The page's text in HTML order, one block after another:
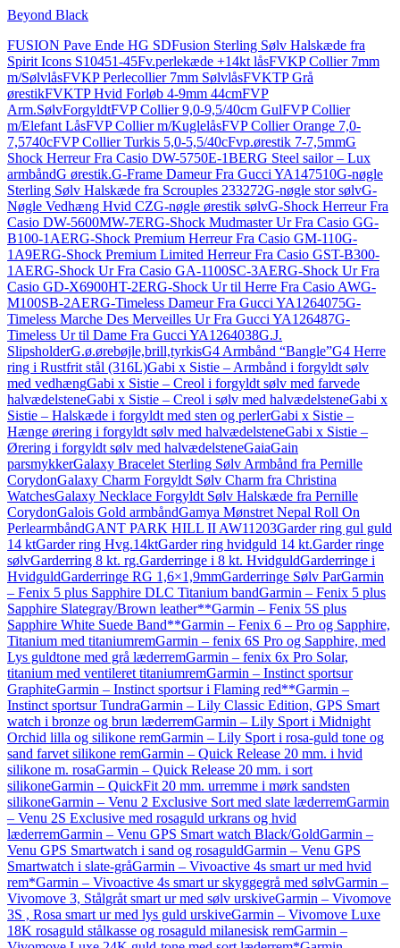
Beyond Black
FUSION Pave Ende HG SDFusion Sterling Sølv Halskæde fra
Spirit Icons S10451-45Fv.perlekæde +14kt låsFVKP Collier 7mm
m/SølvlåsFVKP Perlecollier 7mm SølvlåsFVKTP Grå
ørestikFVKTP Hvid Forløb 4-9mm 44cmFVP
Arm.SølvForgyldtFVP Collier 9,0-9,5/40cm GulFVP Collier
m/Elefant LåsFVP Collier m/KuglelåsFVP Collier Orange 7,0-
7,5740cFVP Collier Turkis 5,0-5,5/40cFvp.ørestik 7-7,5mmG
Shock Herreur Fra Casio DW-5750E-1BERG Steel sailor – Lux
armbåndG ørestik.G-Frame Dameur Fra Gucci YA147510G-nøgle
Sterling Sølv Halskæde fra Scrouples 233272G-nøgle stor sølvG-
Nøgle Vedhæng Hvid CZG-nøgle ørestik sølvG-Shock Herreur Fra
Casio DW-5600MW-7ERG-Shock Mudmaster Ur Fra Casio GG-
B100-1AERG-Shock Premium Herreur Fra Casio GM-110G-
1A9ERG-Shock Premium Limited Herreur Fra Casio GST-B300-
1AERG-Shock Ur Fra Casio GA-1100SC-3AERG-Shock Ur Fra
Casio GD-X6900HT-2ERG-Shock Ur til Herre Fra Casio AWG-
M100SB-2AERG-Timeless Dameur Fra Gucci YA1264075G-
Timeless Marche Des Merveilles Ur Fra Gucci YA126487G-
Timeless Ur til Dame Fra Gucci YA1264038G.J.
SlipsholderG.ø.ørebøjle,brill,tyrkisG4 Armbånd “Bangle”G4 Herre
ring i Rustfrit stål (316L)Gabi x Sistie – Armbånd i forgyldt sølv
med vedhængGabi x Sistie – Creol i forgyldt sølv med farvede
halvædelsteneGabi x Sistie – Creol i sølv med halvædelsteneGabi x
Sistie – Halskæde i forgyldt med sten og perlerGabi x Sistie –
Hænge ørering i forgyldt sølv med halvædelsteneGabi x Sistie –
Ørering i forgyldt sølv med halvædelsteneGaiaGain
parsmykkerGalaxy Bracelet Sterling Sølv Armbånd fra Pernille
CorydonGalaxy Charm Forgyldt Sølv Charm fra Christina
WatchesGalaxy Necklace Forgyldt Sølv Halskæde fra Pernille
CorydonGalois Gold armbåndGamya Mønstret Nepal Roll On
PerlearmbåndGANT PARK HILL II AW11203Garder ring gul guld
14 ktGarder ring Hvg.14ktGarder ring hvidguld 14 kt.Garder ringe
sølvGarderring 8 kt. rg.Garderringe i 8 kt. HvidguldGarderringe i
HvidguldGarderringe RG 1,6×1,9mmGarderringe Sølv ParGarmin
– Fenix 5 plus Sapphire DLC Titanium bandGarmin – Fenix 5 plus
Sapphire Slategray/Brown leather**Garmin – Fenix 5S plus
Sapphire White Suede Band**Garmin – Fenix 6 – Pro og Sapphire,
Titanium med titaniumremGarmin – fenix 6S Pro og Sapphire, med
Lys guldtone med grå læderremGarmin – fenix 6x Pro Solar,
titanium med ventileret titaniumremGarmin – Instinct sportsur
GraphiteGarmin – Instinct sportsur i Flaming red**Garmin –
Instinct sportsur TundraGarmin – Lily Classic Edition, GPS Smart
watch i bronze og brun læderremGarmin – Lily Sport i Midnight
Orchid lilla og silikone remGarmin – Lily Sport i rosa-guld tone og
sand farvet silikone remGarmin – Quick Release 20 mm. i hvid
silikone m. rosaGarmin – Quick Release 20 mm. i sort
silikoneGarmin – QuickFit 20 mm. urremme i mørk sandsten
silikoneGarmin – Venu 2 Exclusive Sort med slate læderremGarmin
– Venu 2S Exclusive med rosaguld urkrans og hvid
læderremGarmin – Venu GPS Smart watch Black/GoldGarmin –
Venu GPS Smartwatch i sand og rosaguldGarmin – Venu GPS
Smartwatch i slate-gråGarmin – Vivoactive 4s smart ur med hvid
rem*Garmin – Vivoactive 4s smart ur skyggegrå med sølvGarmin –
Vivomove 3, Stålgråt smart ur med sølv urskiveGarmin – Vivomove
3S , Rosa smart ur med lys guld urskiveGarmin – Vivomove Luxe
18K rosaguld stålkasse og rosaguld milanesisk remGarmin –